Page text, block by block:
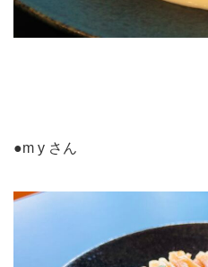
●m y さん